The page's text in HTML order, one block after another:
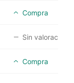
Compra
Sin valoración
Compra